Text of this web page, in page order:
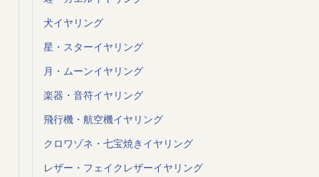
犬イヤリング
星・スターイヤリング
月・ムーンイヤリング
楽器・音符イヤリング
飛行機・航空機イヤリング
クロワゾネ・七宝焼きイヤリング
レザー・フェイクレザーイヤリング